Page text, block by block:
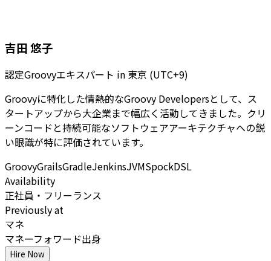
吉田 悠子
認定Groovyエキスパート in 東京 (UTC+9)
Groovyに特化した情熱的なGroovy Developersとして、ス
タートアップから大企業まで幅広く活動してきました。クリ
ーンコードと持続可能なソフトウェアアーキテクチャへの鋭
い眼識が特に評価されています。
GroovyGrailsGradleJenkinsJVMSpockDSL
Availability
正社員・フリーランス
Previously at
マネ
マネーフォワード出身
Hire Now